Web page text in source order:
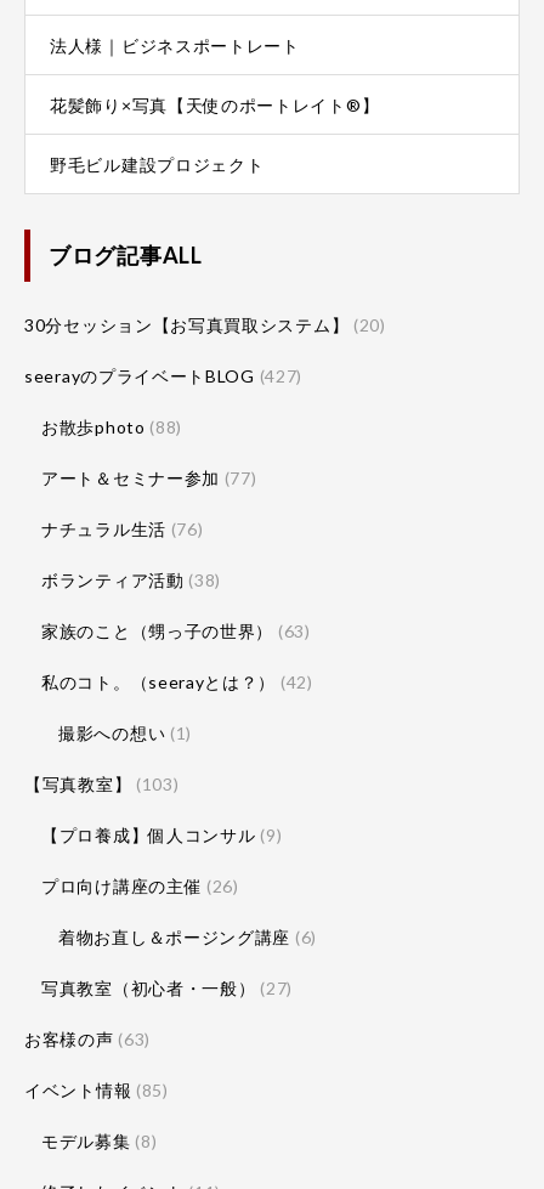
法人様｜ビジネスポートレート
花髪飾り×写真【天使のポートレイト®】
野毛ビル建設プロジェクト
ブログ記事ALL
30分セッション【お写真買取システム】 (20)
seerayのプライベートBLOG (427)
お散歩photo (88)
アート＆セミナー参加 (77)
ナチュラル生活 (76)
ボランティア活動 (38)
家族のこと（甥っ子の世界） (63)
私のコト。（seerayとは？） (42)
撮影への想い (1)
【写真教室】 (103)
【プロ養成】個人コンサル (9)
プロ向け講座の主催 (26)
着物お直し＆ポージング講座 (6)
写真教室（初心者・一般） (27)
お客様の声 (63)
イベント情報 (85)
モデル募集 (8)
英語でJAPANESE SAKEの世界へ！
― “SAKE 日本酒"― Come and experience
Japanese Sake culture with the Sake
Sep.13th 2015
♢PLACE FOR VISIT♢ ■Access:「
浜東北線), JR-Negishi line(JR根岸線)
bus（Please catch a bus at 1st bus
■Address: 48-11 Honmokumakado, Naka-
word,Yokohama-city, KANAGAWA
リー Kaori Isonoー ♢
-オプション- 【個別プロフィール写真撮影